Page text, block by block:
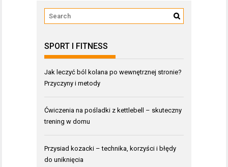
SPORT I FITNESS
Jak leczyć ból kolana po wewnętrznej stronie?
Przyczyny i metody
Ćwiczenia na pośladki z kettlebell – skuteczny
trening w domu
Przysiad kozacki – technika, korzyści i błędy
do uniknięcia